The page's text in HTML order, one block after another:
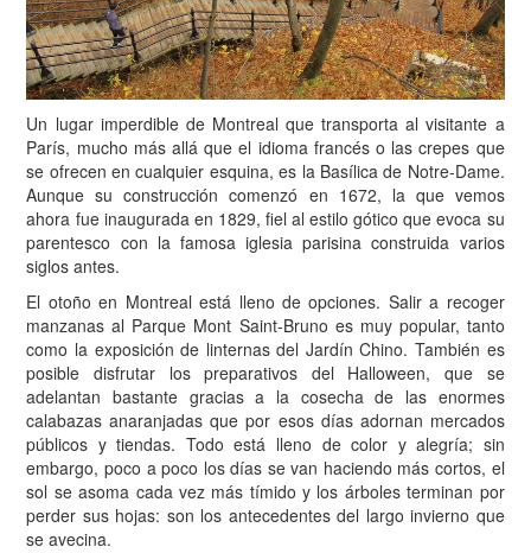
Un lugar imperdible de Montreal que transporta al visitante a
París, mucho más allá que el idioma francés o las crepes que
se ofrecen en cualquier esquina, es la Basílica de Notre-Dame.
Aunque su construcción comenzó en 1672, la que vemos
ahora fue inaugurada en 1829, fiel al estilo gótico que evoca su
parentesco con la famosa iglesia parisina construida varios
siglos antes.
El otoño en Montreal está lleno de opciones. Salir a recoger
manzanas al Parque Mont Saint-Bruno es muy popular, tanto
como la exposición de linternas del Jardín Chino. También es
posible disfrutar los preparativos del Halloween, que se
adelantan bastante gracias a la cosecha de las enormes
calabazas anaranjadas que por esos días adornan mercados
públicos y tiendas. Todo está lleno de color y alegría; sin
embargo, poco a poco los días se van haciendo más cortos, el
sol se asoma cada vez más tímido y los árboles terminan por
perder sus hojas: son los antecedentes del largo invierno que
se avecina.